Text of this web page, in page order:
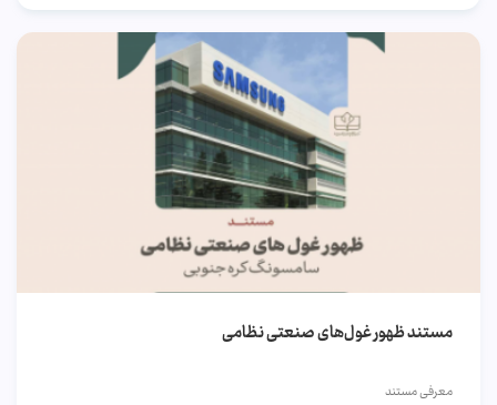
مستند ظهور غول‌های صنعتی نظامی
معرفی مستند